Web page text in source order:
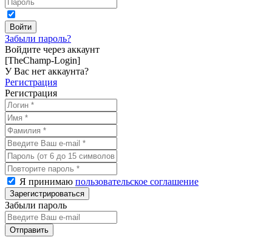
Забыли пароль?
Войдите через аккаунт
[TheChamp-Login]
У Вас нет аккаунта?
Регистрация
Регистрация
Я принимаю пользовательское соглашение
Забыли пароль